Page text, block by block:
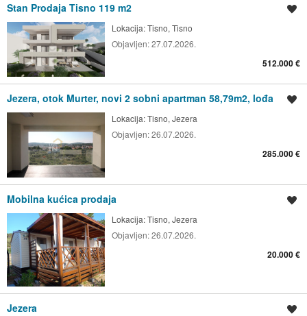
Stan Prodaja Tisno 119 m2
Lokacija:Tisno, Tisno
Objavljen:27.07.2026.
512.000 €
Jezera, otok Murter, novi 2 sobni apartman 58,79m2, lođa
Lokacija:Tisno, Jezera
Objavljen:26.07.2026.
285.000 €
Mobilna kućica prodaja
Lokacija:Tisno, Jezera
Objavljen:26.07.2026.
20.000 €
Jezera